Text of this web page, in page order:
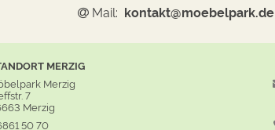
Mail: kontakt@moebelpark.de
MERZIG
Merzig
7
Merzig
50 70